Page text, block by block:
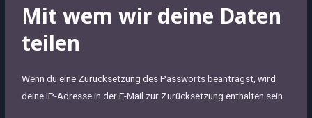
Mit wem wir deine Daten
teilen
Wenn du eine Zurücksetzung des Passworts beantragst, wird
deine IP-Adresse in der E-Mail zur Zurücksetzung enthalten sein.